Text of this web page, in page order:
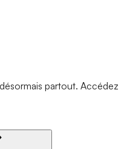
partout. Accédez